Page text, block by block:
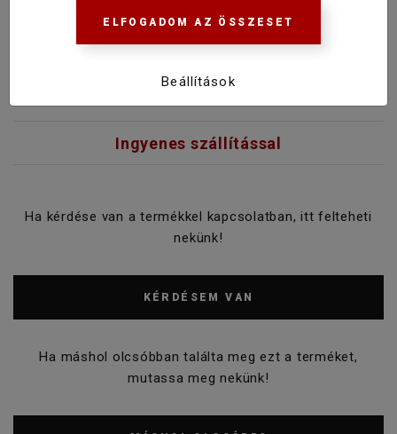
Ingyenes szállítással
Ha kérdése van a termékkel kapcsolatban, itt felteheti
nekünk!
KÉRDÉSEM VAN
Ha máshol olcsóbban találta meg ezt a terméket,
mutassa meg nekünk!
ELFOGADOM AZ ÖSSZESET
Beállítások